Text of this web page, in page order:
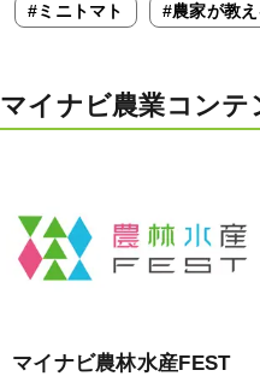
#ミニトマト #農家が教
マイナビ農業コンテ
マイナビ農林水産FEST